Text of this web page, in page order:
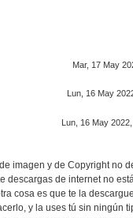
Mar, 17 May
Lun, 16 May
Lun, 16 May
imagen y de Copyright no
descargas de internet no
cosa es que te la
y la uses tú sin ningún